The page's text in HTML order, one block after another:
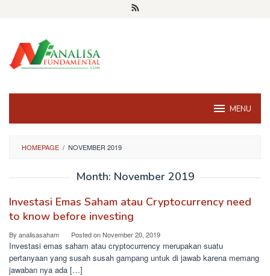
MENU
HOMEPAGE / NOVEMBER 2019
Month: November 2019
Investasi Emas Saham atau Cryptocurrency need
to know before investing
By analisasaham Posted onNovember 20, 2019
Investasi emas saham atau cryptocurrency merupakan suatu
pertanyaan yang susah susah gampang untuk di jawab karena memang
jawaban nya ada […]